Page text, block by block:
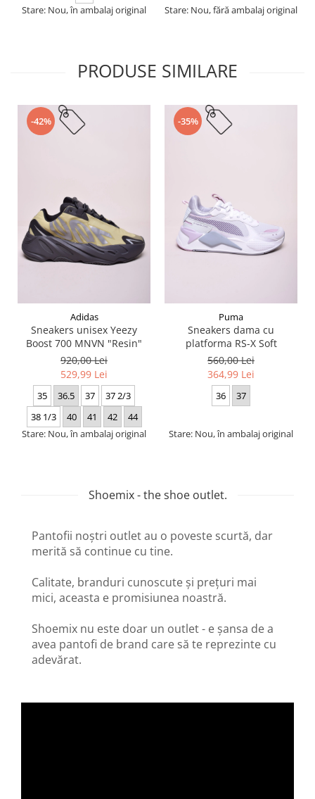
Stare: Nou, în ambalaj original
Stare: Nou, fără ambalaj original
PRODUSE SIMILARE
-42%
Adidas
Sneakers unisex Yeezy
Boost 700 MNVN "Resin"
920,00 Lei
529,99 Lei
35 36.5 37
37 2/3
38 1/3
40 41 42
44
Stare: Nou, în ambalaj original
-35%
Puma
Sneakers dama cu
platforma RS-X Soft
560,00 Lei
364,99 Lei
36 37
Stare: Nou, în ambalaj original
Shoemix - the shoe outlet.
Pantofii noștri outlet au o poveste scurtă, dar
merită să continue cu tine.
Calitate, branduri cunoscute și prețuri mai
mici, aceasta e promisiunea noastră.
Shoemix nu este doar un outlet - e șansa de a
avea pantofi de brand care să te reprezinte cu
adevărat.